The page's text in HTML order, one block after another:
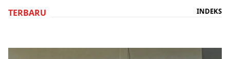
TERBARU INDEKS